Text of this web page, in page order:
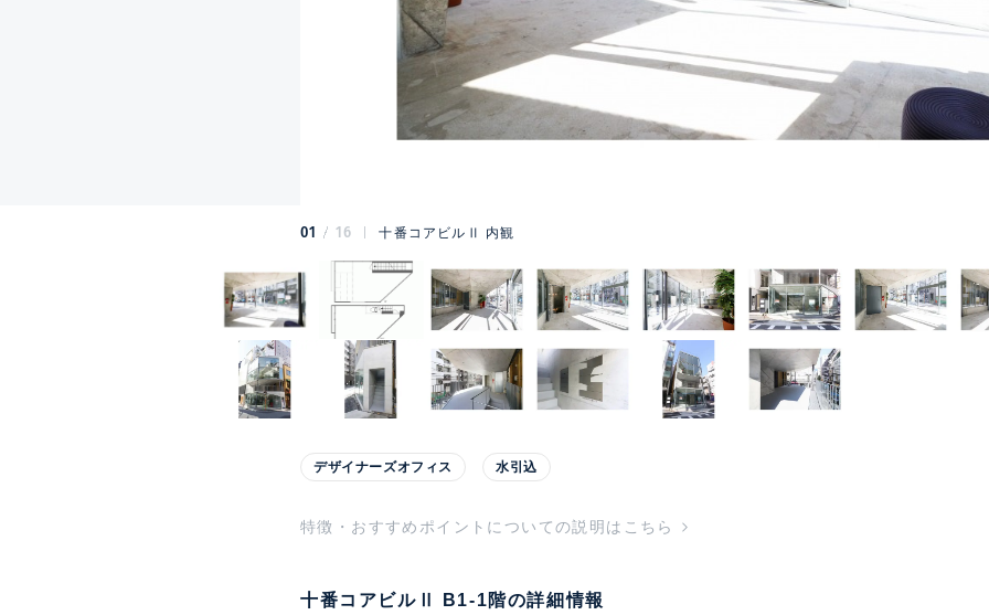
01 16 十番コアビルⅡ 内観
デザイナーズオフィス 水引込
特徴・おすすめポイントについての説明はこちら
十番コアビルⅡ B1-1階の詳細情報